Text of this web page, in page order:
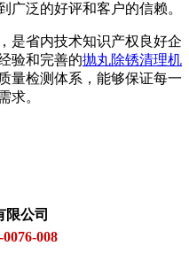
广泛的好评和客户的信赖。
，是省内技术知识产权良好企
验和完善的抛丸除锈清理机
量检测体系，能够保证每一
求。
限公司
0076-008